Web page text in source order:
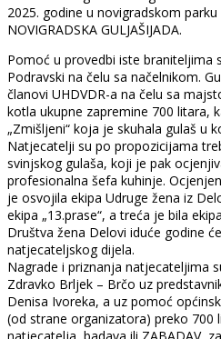
2025. godine u novigradskom
NOVIGRADSKA GULJAŠIJADA.
Pomoć u provedbi iste braniteljima
Podravski na čelu sa načelnikom.
članovi UHDVDR-a na čelu sa
kotla ukupne zapremine 700 litara,
„Zmišljeni“ koja je skuhala gulaš u
Natjecatelji su po propozicijama
svinjskog gulaša, koji je pak
profesionalna šefa kuhinje.
je osvojila ekipa Udruge žena iz
ekipa „13.prase“, a treća je bila
Društva žena Delovi iduće godine
natjecateljskog dijela.
Nagrade i priznanja natjecateljima
Zdravko Brljek – Brčo uz
Denisa Ivoreka, a uz pomoć
(od strane organizatora) preko 700